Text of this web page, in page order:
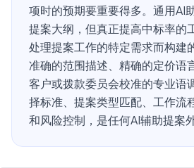
项时的预期要重要得多。通用AI
提案大纲，但真正提高中标率的
处理提案工作的特定需求而构建
准确的范围描述、精确的定价语
客户或拨款委员会校准的专业语
择标准、提案类型匹配、工作流
和风险控制，是任何AI辅助提案